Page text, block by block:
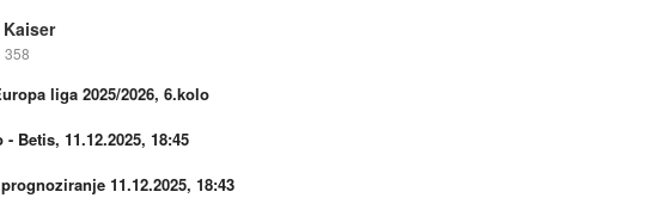
Kaiser
358
liga 2025/2026, 6.kolo
- Betis, 11.12.2025, 18:45
11.12.2025, 18:43